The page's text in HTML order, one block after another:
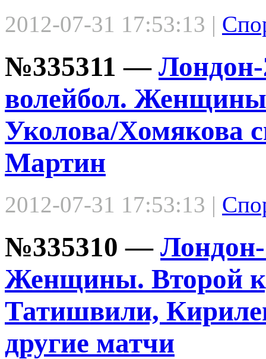
2012-07-31 17:53:13 |
№335311 —
волейбол.
Уколова/Хомякова
Мартин
2012-07-31 17:53:13 |
№335310 —
Женщины. Второй
Татишвили,
другие матчи